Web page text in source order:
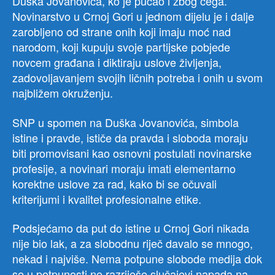
Novinarstvo u Crnoj Gori u jednom dijelu je i dalje
zarobljeno od strane onih koji imaju moć nad
narodom, koji kupuju svoje partijske pobjede
novcem građana i diktiraju uslove življenja,
zadovoljavanjem svojih ličnih potreba i onih u svom
najbližem okruženju.
SNP u spomen na Duška Jovanovića, simbola
istine i pravde, ističe da pravda i sloboda moraju
biti promovisani kao osnovni postulati novinarske
profesije, a novinari moraju imati elementarno
korektne uslove za rad, kako bi se očuvali
kriterijumi i kvalitet profesionalne etike.
Podsjećamo da put do istine u Crnoj Gori nikada
nije bio lak, a za slobodnu riječ davalo se mnogo,
nekad i najviše. Nema potpune slobode medija dok